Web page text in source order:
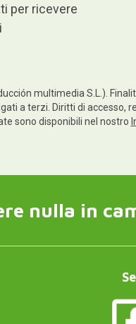
per ricevere
multimedia S.L.).
a terzi. Diritti di accesso,
sono disponibili nel nostro
nulla in